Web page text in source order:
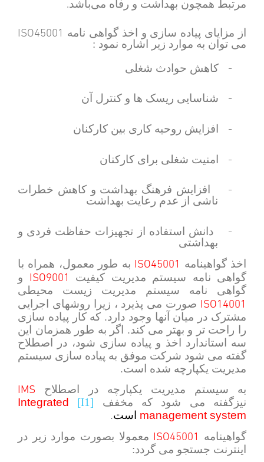
مرتبط همچون بهداشت و رفاه می‌باشد
از مزایای پیاده سازی و اخذ گواهی نامه ISO45001
می توان به موارد زیر اشاره نمود :
- کاهش حوادث شغلی
- شناسایی ریسک ها و کنترل آن
- افزایش روحیه کاری بین کارکنان
- امنیت شغلی برای کارکنان
-
افزایش فرهنگ بهداشت و کاهش خطرات
ناشی از عدم رعایت بهداشت
-
دانش استفاده از تجهیزات حفاظت فردی و
بهداشتی
اخذ گواهینامه ISO45001 به طور معمول، همراه با
گواهی نامه سیستم مدیریت کیفیت
ISO9001
و
گواهی نامه سیستم مدیریت زیست محیطی
ISO14001 صورت می پذیرد ، زیرا روشهای اجرایی
مشترک در میان آنها وجود دارد. که کار پیاده سازی
را راحت تر و بهتر می کند. اگر به طور همزمان این
سه استاندارد اخذ و پیاده سازی شود، در اصطلاح
گفته می شود شرکت موفق به پیاده سازی سیستم
مدیریت یکپارچه شده است.
به سیستم مدیریت یکپارچه در اصطلاح IMS
نیزگفته می شود که مخفف [I1]
Integrated
management system است.
گواهینامه
ISO45001 معمولا بصورت موارد زیر در
اینترنت جستجو می گردد: